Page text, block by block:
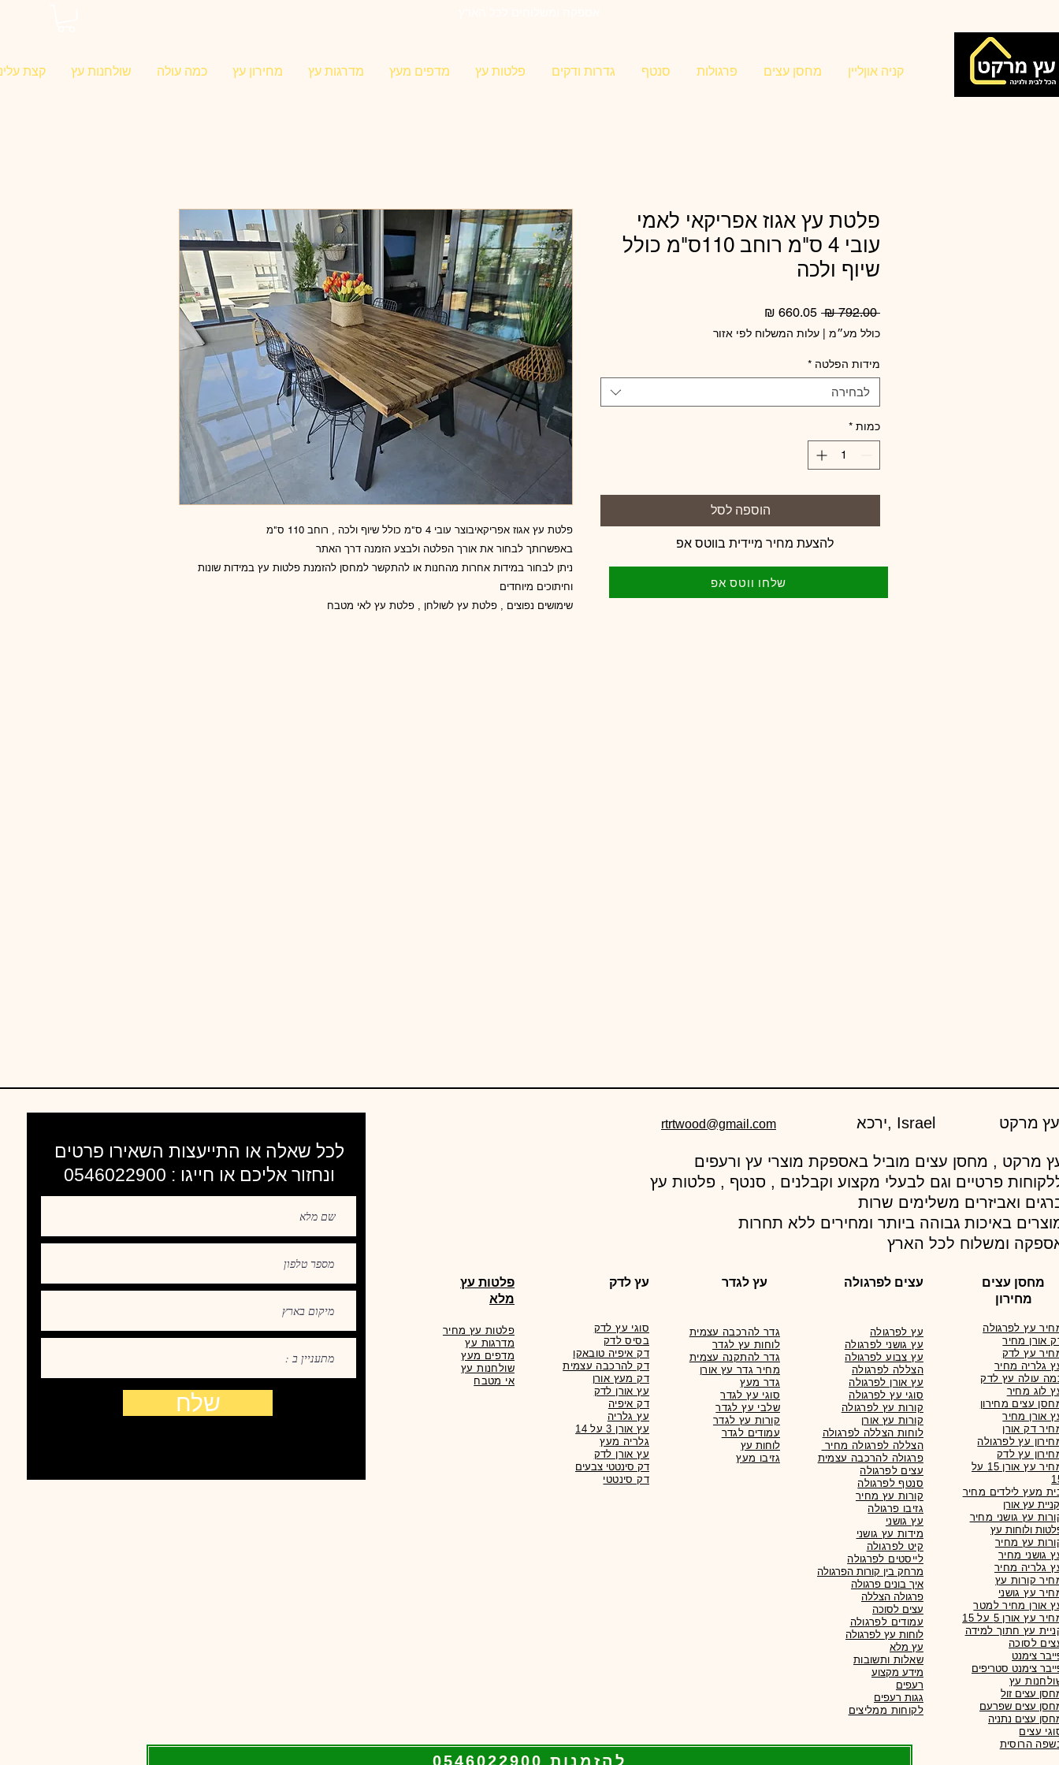
קניה אוןליין מחסן עצים פרגולות סנטף גדרות ודקים פלטות עץ מדפים מעץ מדרגות עץ מחירון עץ כמה עולה שולחנות עץ קצת
פלטת עץ אגוז אפריקאיבוצר עובי 4 ס"מ כולל שיוף ולכה , רוחב 110 ס"מ
באפשרותך לבחור את אורך הפלטה ולבצע הזמנה דרך האתר
ניתן לבחור במידות אחרות מהחנות או להתקשר למחסן להזמנת פלטות עץ במידות שונות
וחיתוכים מיוחדים
שימושים נפוצים , פלטת עץ לשולחן , פלטת עץ לאי מטבח
פלטת עץ אגוז אפריקאי לאמי
עובי 4 ס"מ רוחב 110ס"מ כולל
שיוף ולכה
‏792.00 ‏₪
מחיר
רגיל
מבצע
כולל מע״מ עלות המשלוח לפי אזור
מידות הפלטה *
לבחירה
כמות *
הוספה לסל
להצעת מחיר מיידית בווטס אפ
שלחו ווטס אפ
להזמנות 0546022900
לכל שאלה או התייעצות השאירו פרטים
ונחזור אליכם או חייגו : 0546022900
שלח
rtrtwood@gmail.com ירכא, Israel
פרטיים וגם לבעלי מקצוע וקבלנים , סנטף , פלטות עץ
ואביזרים משלימים שרות
באיכות גבוהה ביותר ומחירים ללא תחרות
ומשלוח לכל הארץ
פלטות עץ
מלא
פלטות עץ מחיר
מדרגות עץ
מדפים מעץ
שולחנות עץ
אי מטבח
עץ לדק
סוגי עץ לדק
בסיס לדק
דק איפיה טובאקו
דק להרכבה עצמית
דק מעץ אורן
עץ אורן לדק
דק איפיה
עץ גלריה
עץ אורן 3 על 14
גלריה מעץ
עץ אורן לדק
דק סינטטי צבעים
עץ לגדר
גדר להרכבה עצמית
לוחות עץ לגדר
גדר להתקנה עצמית
מחיר גדר עץ אורן
גדר מעץ
סוגי עץ לגדר
שלבי עץ לגדר
קורות עץ לגדר
עמודים לגדר
לוחות עץ
גזיבו מעץ
עצים לפרגולה
עץ לפרגולה
עץ גושני לפרגולה
עץ צבוע לפרגולה
הצללה לפרגולה
עץ אורן לפרגולה
סוגי עץ לפרגולה
קורות עץ לפרגולה
קורות עץ אורן
לוחות הצללה לפרגולה
הצללה לפרגולה מחיר
פרגולה להרכבה עצמית
עצים לפרגולה
סנטף לפרגולה
קורות עץ מחיר
גזיבו פרגולה
עץ גושני
מידות עץ גושני
קיט לפרגולה
לייסטים לפרגולה
מרחק בין קורות הפרגולה
איך בונים פרגולה
פרגולה הצללה
עצים לסוכה
עמודים לפרגולה
לוחות עץ לפרגולה
עץ מלא
שאלות ותשובות
מידע מקצוע
רעפים
גגות רעפים
לקוחות ממליצים
מחסן עצים
מחירון
עץ לפרגולה
אורן מחיר
עץ לדק
גלריה מחיר
עולה עץ לדק
לוג מחיר
עצים מחירון
אורן מחיר
דק אורן
עץ לפרגולה
עץ לדק
מחיר עץ אורן 15 על
מעץ לילדים מחיר
עץ גושני מחיר
ולוחות עץ
עץ מחיר
גושני מחיר
גלריה מחיר
קורות עץ
עץ גושני
אורן מחיר למטר
עץ אורן 5 על 15
עץ חתוך למידה
לסוכה
צימנט
צימנט סטריפים
עץ
עצים זול
עצים שפרעם
עצים נתניה
עצים
הרוסית